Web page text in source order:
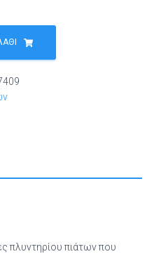
πλυντηρίου πιάτων που